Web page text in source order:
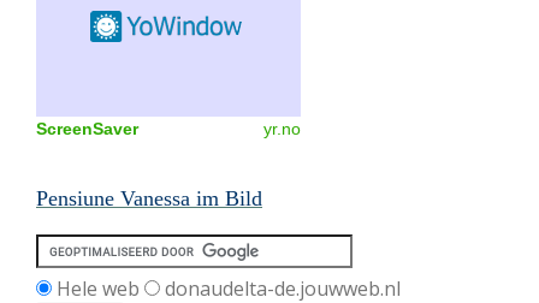
ScreenSaver yr.no
Pensiune Vanessa im Bild
Hele web donaudelta-de.jouwweb.nl